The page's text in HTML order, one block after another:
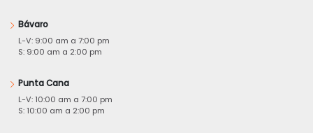
Bávaro
L-V: 9:00 am a 7:00 pm
S: 9:00 am a 2:00 pm
Punta Cana
L-V: 10:00 am a 7:00 pm
S: 10:00 am a 2:00 pm